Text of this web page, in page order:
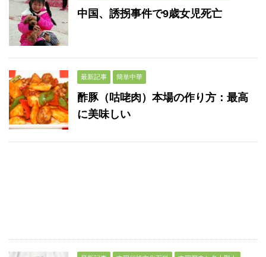
中国、誘拐事件で9歳女児死亡
最新記事 簡単中華
酢豚（咕咾肉）本場の作り方：最高
に美味しい